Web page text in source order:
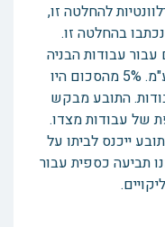
להחלטה זו,
בהחלטה זו.
עבודות הבניה
והשיפוץ יהיה 400,000 ₪ לא כולל מע"מ. 5% מהסכום היו
התובע מבקש
של עבודות מצדו.
ייכנס לביתו על
תביעה כספית עבור